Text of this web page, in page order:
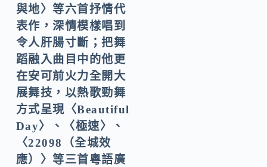
與地〉等六首抒情代
表作，深情模樣唱到
令人肝腸寸斷；把舞
蹈融入曲目中的他更
在安可前火力全開大
展舞技，以熱歌勁舞
方式呈現〈Beautiful
Day〉、〈極速〉、
〈22098（全城效
應）〉等三首粵語廣